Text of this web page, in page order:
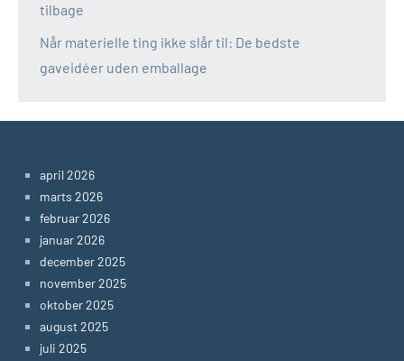
tilbage
Når materielle ting ikke slår til: De bedste
gaveidéer uden emballage
april 2026
marts 2026
februar 2026
januar 2026
december 2025
november 2025
oktober 2025
august 2025
juli 2025